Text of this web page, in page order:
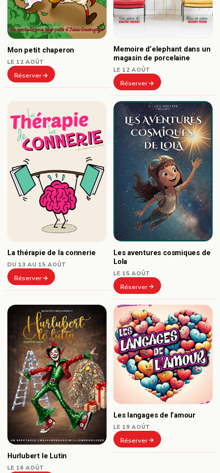
Mon petit chaperon
LE 12 AOÛT
Réserver
Memoire d’elephant dans un
magasin de porcelaine
LE 12 AOÛT
Réserver
La thérapie de la connerie
DU 13 AU 15 AOÛT
Réserver
Les aventures cosmiques de
Lola
LE 15 AOÛT
Réserver
Hurlubert le Lutin
LE 16 AOÛT
Les langages de l’amour
LE 19 AOÛT
Réserver